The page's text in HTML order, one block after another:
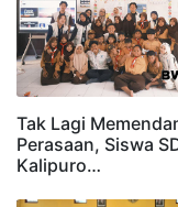
Tak Lagi
Perasaan, Siswa
Kalipuro…